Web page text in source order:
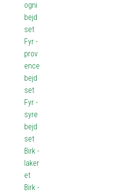
ogni
bejd
set
Fyr -
prov
ence
bejd
set
Fyr -
syre
bejd
set
Birk -
laker
et
Birk -